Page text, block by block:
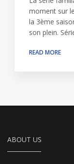
moment sur
la 3ème
son plein.
READ MORE
ABOUT US